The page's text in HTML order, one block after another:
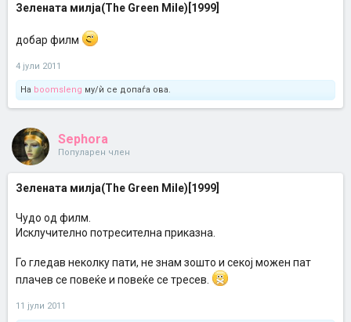
Зелената милја(The Green Mile)[1999]
добар филм
4 јули 2011
На boomsleng му/ѝ се допаѓа ова.
Sephora
Популарен член
Зелената милја(The Green Mile)[1999]
Чудо од филм.
Исклучително потресителна приказна.
Го гледав неколку пати, не знам зошто и секој можен пат
плачев се повеќе и повеќе се тресев.
11 јули 2011